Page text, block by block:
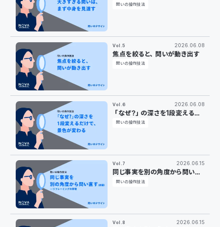
見渡す
問いの操作技法
Vol.5 2026.06.08
焦点を絞ると、問いが動き出す
問いの操作技法
Vol.6 2026.06.08
「なぜ？」の深さを1段変えるだ
けで、景色が変わる
問いの操作技法
Vol.7 2026.06.15
同じ事実を別の角度から問い直
す（前編）——リフレーミングの
問いの操作技法
Vol.8 2026.06.15